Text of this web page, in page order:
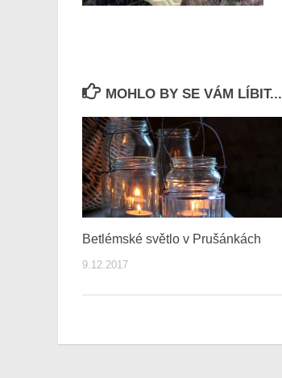
MOHLO BY SE VÁM LÍBIT...
Betlémské světlo v Prušánkách
9.12.2017